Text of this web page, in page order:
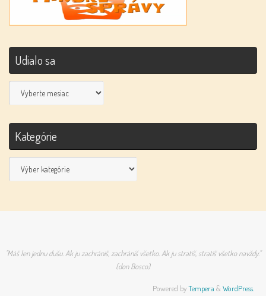
Udialo sa
Udialo
sa
Kategórie
Kategórie
"Máš len jednu dušu. Ak ju zachrániš, zachrániš všetko. Ak ju stratíš, stratíš všetko navždy."
(don Bosco)
Powered byTempera & WordPress.